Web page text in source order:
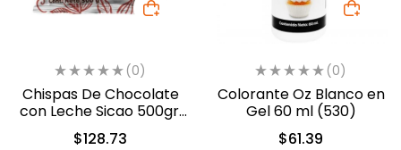
(0)
Chispas De Chocolate
con Leche Sicao 500gr.
(2022-A99)
$128.73
(0)
Colorante Oz Blanco en
Gel 60 ml (530)
$61.39